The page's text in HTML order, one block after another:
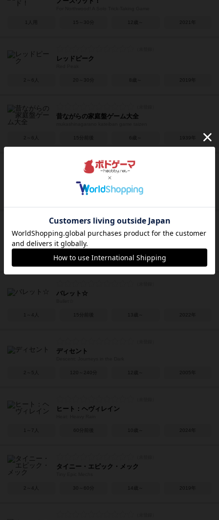
1人用 15～30分 12歳～ 2021年
レッドピーク
2～6人 20～30分 8歳～ 2019年
昔ながらの家庭盤ゲーム大全
2～6人 15分前後 6歳～ 1939年
スカイチーム
Sky Team
15分前後 12歳～
グルームヘイヴン：ボタンズ＆バグズ
Gloomhaven: Buttons & Bugs
20～30分 14歳～
バレット☆
1～4人 15分前後 13歳～ 2022年
ディセント
2～5人 120～240分 12歳～ 2005年
ヒート：ヘヴィレイン
1～7人 60分前後 10歳～ 2024年
タイニー・エピック・メック
2～4人 30～60分 14歳～ 2019年